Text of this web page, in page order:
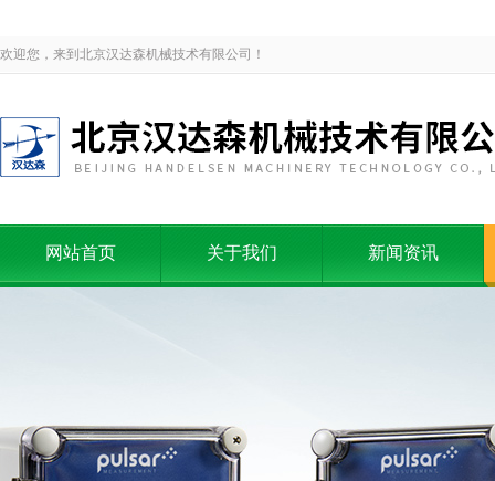
欢迎您，来到北京汉达森机械技术有限公司！
网站首页 关于我们 新闻资讯